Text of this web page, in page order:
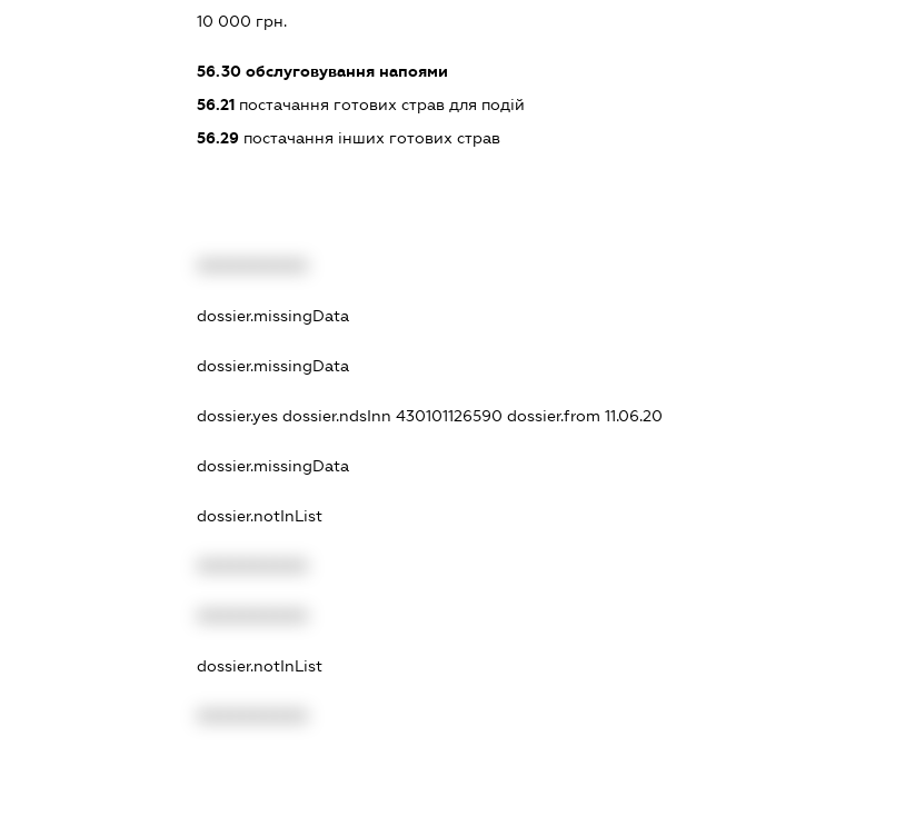
10 000 грн.
56.30обслуговування напоями
56.21постачання готових страв для подій
56.29постачання інших готових страв
dossier.missingData
dossier.missingData
dossier.yes dossier.ndsInn 430101126590 dossier.from 11.06.20
dossier.missingData
dossier.notInList
dossier.notInList